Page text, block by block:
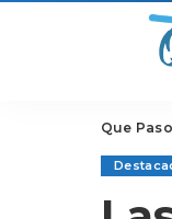
Que